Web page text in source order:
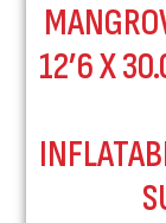
12’6 X